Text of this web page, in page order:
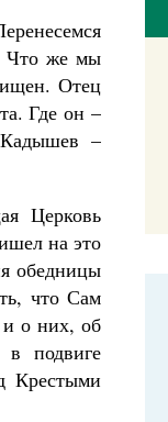
Что же мы
Отец
Где он –
–
Церковь
на это
обедницы
что Сам
и о них, об
подвиге
Крестыми
Научись у